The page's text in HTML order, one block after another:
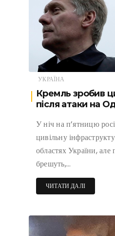
УКРАЇНА
Кремль зробив
після атаки на
У ніч на п’ятницю
цивільну
областях України,
брешуть,…
ЧИТАТИ ДАЛІ